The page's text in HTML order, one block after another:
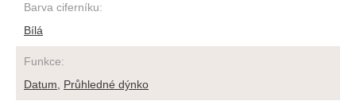
Barva ciferníku:
Bílá
Funkce:
Datum
Průhledné dýnko